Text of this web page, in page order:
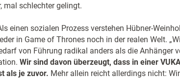
mal schlechter gelingt.
einen sozialen Prozess verstehen Hübner-
in Game of Thrones noch in der realen Welt.
von Führung radikal anders als die Anhänger
Wir sind davon überzeugt, dass in einer
als je zuvor. Mehr allein reicht allerdings nicht: